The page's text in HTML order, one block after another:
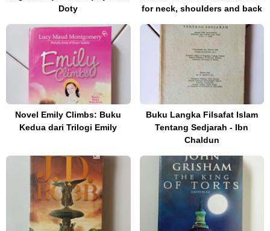
Doty
for neck, shoulders and back
Novel Emily Climbs: Buku
Kedua dari Trilogi Emily
Buku Langka Filsafat Islam
Tentang Sedjarah - Ibn
Chaldun